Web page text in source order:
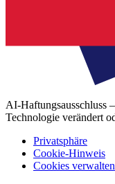
AI-Haftungsausschluss
Technologie verändert
Privatsphäre
Cookie-Hinweis
Cookies verwalten